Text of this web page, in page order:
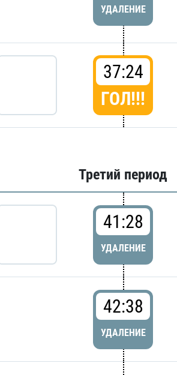
УДАЛЕНИЕ
37:24
ГОЛ!!!
Третий период
41:28
УДАЛЕНИЕ
42:38
УДАЛЕНИЕ